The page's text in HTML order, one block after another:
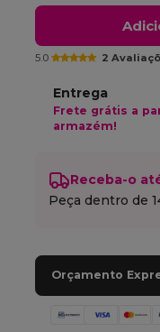
5.0 2
Entrega
Frete grátis a
armazém!
Receba-o
Peça dentro de
Orçamento